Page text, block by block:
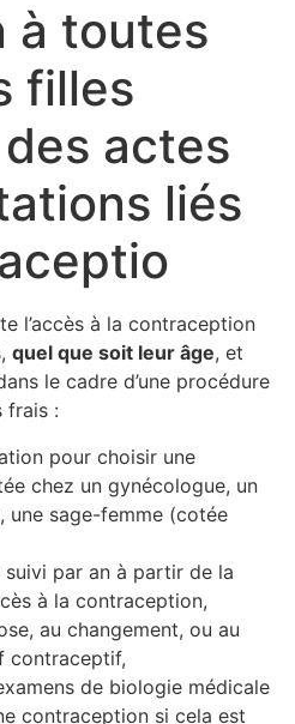
à toutes
filles
actes
liés
l’accès à la contraception
quel que soit leur âge, et
le cadre d’une procédure
frais :
pour choisir une
chez un gynécologue, un
une sage-femme (cotée
par an à partir de la
à la contraception,
au changement, ou au
contraceptif,
de biologie médicale
contraception si cela est